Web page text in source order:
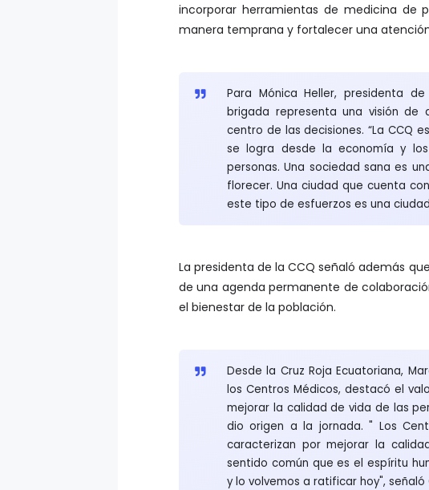
incorporar herramientas de medicina de
manera temprana y fortalecer una
Para Mónica Heller, presidenta
brigada representa una visión de
centro de las decisiones. “La CCQ
se logra desde la economía y
personas. Una sociedad sana es
florecer. Una ciudad que cuenta
este tipo de esfuerzos es una
La presidenta de la CCQ señaló además
de una agenda permanente de
el bienestar de la población.
Desde la Cruz Roja Ecuatoriana,
los Centros Médicos, destacó el
mejorar la calidad de vida de las
dio origen a la jornada. " Los
caracterizan por mejorar la
sentido común que es el espíritu
y lo volvemos a ratificar hoy", señaló